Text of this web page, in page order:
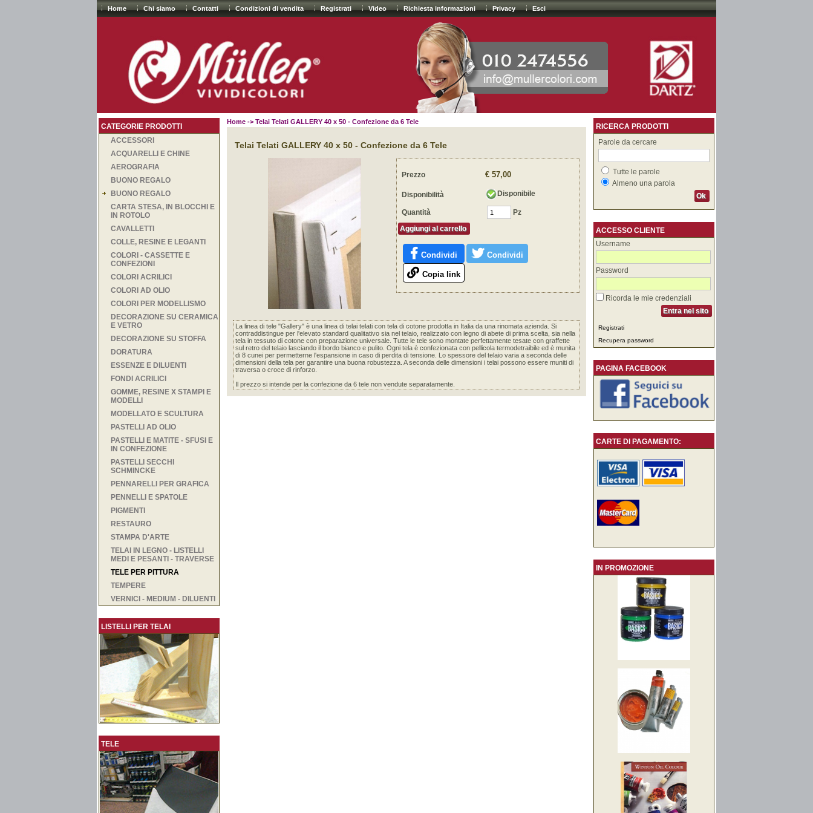
Home Chi siamo Contatti Condizioni di vendita Registrati Video Richiesta informazioni Privacy Esci
CATEGORIE PRODOTTI
ACCESSORI
ACQUARELLI E CHINE
AEROGRAFIA
BUONO REGALO
BUONO REGALO
CARTA STESA, IN BLOCCHI E
IN ROTOLO
CAVALLETTI
COLLE, RESINE E LEGANTI
COLORI - CASSETTE E
CONFEZIONI
COLORI ACRILICI
COLORI AD OLIO
COLORI PER MODELLISMO
DECORAZIONE SU CERAMICA
E VETRO
DECORAZIONE SU STOFFA
DORATURA
ESSENZE E DILUENTI
FONDI ACRILICI
GOMME, RESINE X STAMPI E
MODELLI
MODELLATO E SCULTURA
PASTELLI AD OLIO
PASTELLI E MATITE - SFUSI E
IN CONFEZIONE
PASTELLI SECCHI
SCHMINCKE
PENNARELLI PER GRAFICA
PENNELLI E SPATOLE
PIGMENTI
RESTAURO
STAMPA D'ARTE
TELAI IN LEGNO - LISTELLI
MEDI E PESANTI - TRAVERSE
TELE PER PITTURA
TEMPERE
VERNICI - MEDIUM - DILUENTI
LISTELLI PER TELAI
TELE
Home -> Telai Telati GALLERY 40 x 50 - Confezione da 6 Tele
Telai Telati GALLERY 40 x 50 - Confezione da 6 Tele
Prezzo € 57,00
Disponibilità Disponibile
Quantità
Pz
Aggiungi al carrello
Condividi Condividi
Copia link
La linea di tele "Gallery" è una linea di telai telati con tela di cotone prodotta in Italia da una rinomata azienda. Si
contraddistingue per l'elevato standard qualitativo sia nel telaio, realizzato con legno di abete di prima scelta, sia nella
tela in tessuto di cotone con preparazione universale. Tutte le tele sono montate perfettamente tesate con graffette
sul retro del telaio lasciando il bordo bianco e pulito. Ogni tela è confezionata con pellicola termodetraibile ed è munita
di 8 cunei per permetterne l'espansione in caso di perdita di tensione. Lo spessore del telaio varia a seconda delle
dimensioni della tela per garantire una buona robustezza. A seconda delle dimensioni i telai possono essere muniti di
traversa o croce di rinforzo.
Il prezzo si intende per la confezione da 6 tele non vendute separatamente.
RICERCA PRODOTTI
Parole da cercare
Tutte le parole
Almeno una parola
Ok
ACCESSO CLIENTE
Username
Password
Ricorda le mie credenziali
Entra nel sito
Registrati
Recupera password
PAGINA FACEBOOK
CARTE DI PAGAMENTO:
IN PROMOZIONE